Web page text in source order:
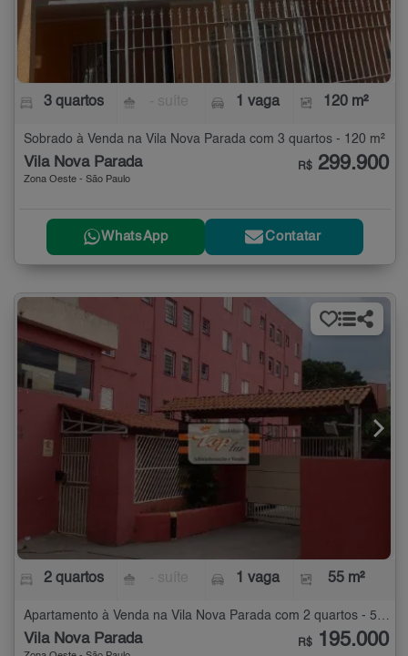
3 quartos 1 vaga 120 m²
Sobrado à Venda na Vila Nova Parada com 3 quartos - 120 m²
Vila Nova Parada
Zona Oeste - São Paulo
R$ 299.900
WhatsApp Contatar
2 quartos 1 vaga 55 m²
Vila Nova Parada R$ 195.000